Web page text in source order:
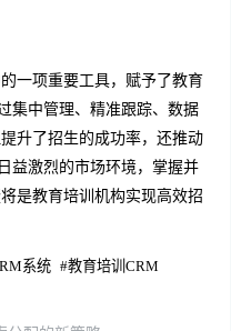
一项重要工具，赋予了教育
集中管理、精准跟踪、数据
升了招生的成功率，还推动
益激烈的市场环境，掌握并
是教育培训机构实现高效招
系统 #教育培训CRM